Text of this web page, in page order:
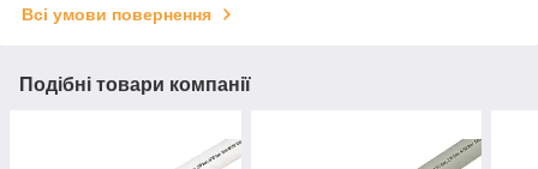
Всі умови повернення
Подібні товари компанії